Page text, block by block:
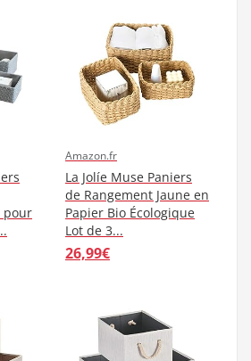
pour
Amazon.fr
La Jolíe Muse Paniers
de Rangement Jaune en
Papier Bio Écologique
Lot de 3...
26,99€